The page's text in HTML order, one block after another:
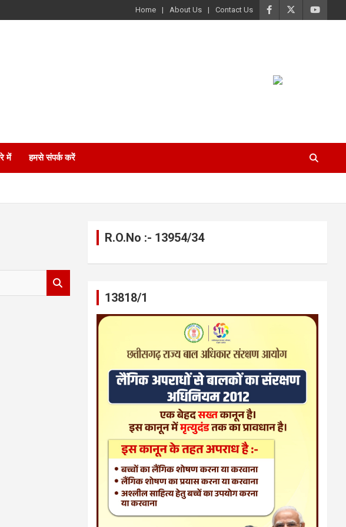
Home About Us Contact Us
में हमसे संपर्क करें
R.O.No :- 13954/34
13818/1